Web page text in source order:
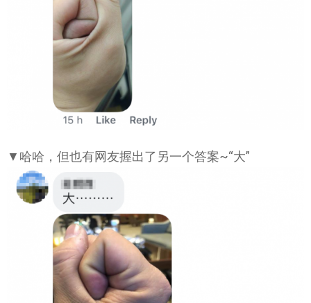
▼哈哈，但也有网友握出了另一个答案~“大”